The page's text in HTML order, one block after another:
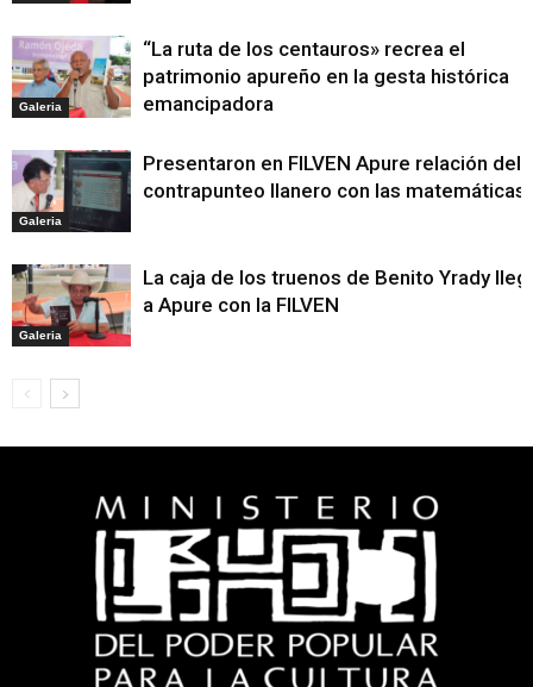
Galeria
“La ruta de los centauros» recrea el
patrimonio apureño en la gesta histórica
emancipadora
Galeria
Presentaron en FILVEN Apure relación del
contrapunteo llanero con las matemáticas
Galeria
La caja de los truenos de Benito Yrady
a Apure con la FILVEN